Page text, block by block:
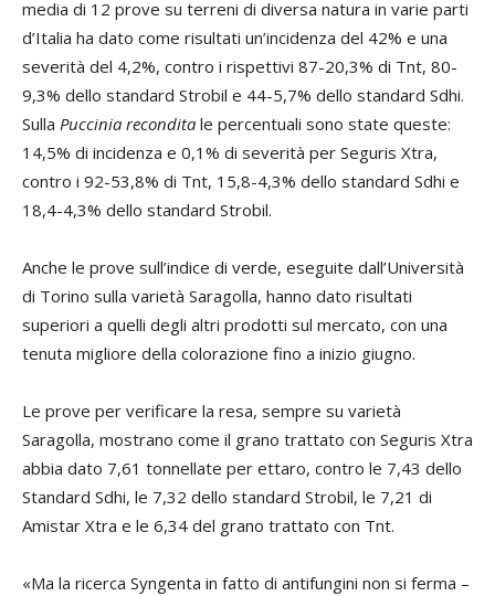
media di 12 prove su terreni di diversa natura in varie parti
d’Italia ha dato come risultati un’incidenza del 42% e una
severità del 4,2%, contro i rispettivi 87-20,3% di Tnt, 80-
9,3% dello standard Strobil e 44-5,7% dello standard Sdhi.
Sulla Puccinia recondita le percentuali sono state queste:
14,5% di incidenza e 0,1% di severità per Seguris Xtra,
contro i 92-53,8% di Tnt, 15,8-4,3% dello standard Sdhi e
18,4-4,3% dello standard Strobil.
Anche le prove sull’indice di verde, eseguite dall’Università
di Torino sulla varietà Saragolla, hanno dato risultati
superiori a quelli degli altri prodotti sul mercato, con una
tenuta migliore della colorazione fino a inizio giugno.
Le prove per verificare la resa, sempre su varietà
Saragolla, mostrano come il grano trattato con Seguris Xtra
abbia dato 7,61 tonnellate per ettaro, contro le 7,43 dello
Standard Sdhi, le 7,32 dello standard Strobil, le 7,21 di
Amistar Xtra e le 6,34 del grano trattato con Tnt.
«Ma la ricerca Syngenta in fatto di antifungini non si ferma –